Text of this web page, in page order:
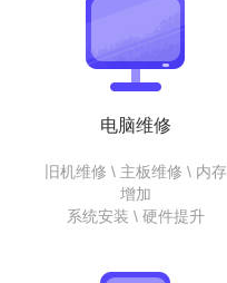
电脑维修
旧机维修 \ 主板维修 \ 内存
增加
系统安装 \ 硬件提升